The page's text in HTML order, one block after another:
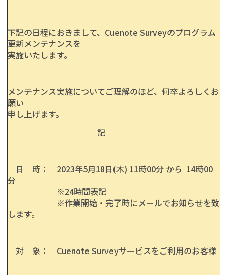
下記の日程におきまして、Cuenote Surveyのプログラム
更新メンテナンスを
実施いたします。
メンテナンス実施についてご理解のほど、何卒よろしくお
願い
申し上げます。
記
日 時： 2023年5月18日(木) 11時00分 から 14時00
分
※24時間表記
※作業開始・完了時にメールでお知らせを致
します。
対 象： Cuenote Surveyサービスをご利用のお客様